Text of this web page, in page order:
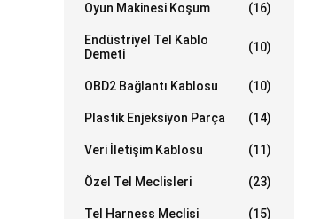
Oyun Makinesi Koşum (16)
Endüstriyel Tel Kablo
Demeti
(10)
OBD2 Bağlantı Kablosu (10)
Plastik Enjeksiyon Parça (14)
Veri İletişim Kablosu (11)
Özel Tel Meclisleri (23)
Tel Harness Meclisi (15)